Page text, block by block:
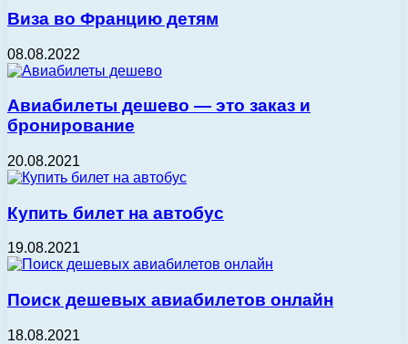
Виза во Францию детям
08.08.2022
Авиабилеты дешево — это заказ и
бронирование
20.08.2021
Купить билет на автобус
19.08.2021
Поиск дешевых авиабилетов онлайн
18.08.2021